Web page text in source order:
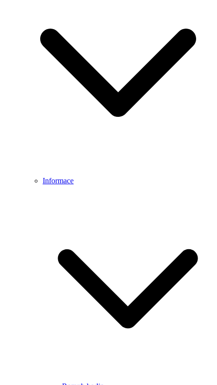
Informace